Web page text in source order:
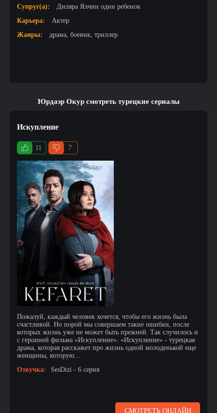
Супруг(а):
Диляра Ялчин один ребенок
Карьера:
Актер
Жанры:
драма, боевик, триллер
Юрдаэр Окур смотреть турецкие сериалы
Искупление
11 7
Пожалуй, каждый человек хочется, чтобы его жизнь была
счастливой. Но порой мы совершаем такие ошибки, после
которых жизнь уже не может быть прежней. Так случилось и
с героиней фильма «Искупление». «Искупление» - турецкая
драма, которая расскажет про жизнь одной молоденькой еще
женщины, которую...
Озвучка:
SesDizi - 6 серия
СМОТРЕТЬ ОНЛАЙН